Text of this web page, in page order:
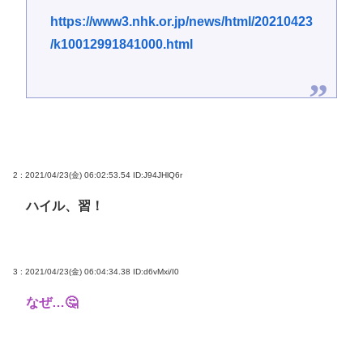
https://www3.nhk.or.jp/news/html/20210423
/k10012991841000.html
2 : 2021/04/23(金) 06:02:53.54 ID:J94JHlQ6r
ハイル、習！
3 : 2021/04/23(金) 06:04:34.38 ID:d6vMxi/I0
なぜ…🤔